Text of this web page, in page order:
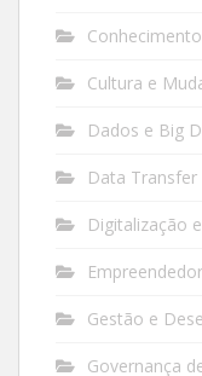
Cultura e
Dados e Big
Data
Digitalização
Gestão e
Governança